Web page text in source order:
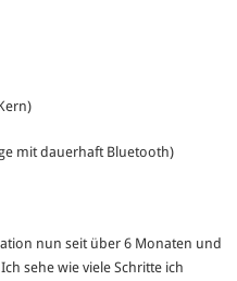
mit dauerhaft Bluetooth)
nun seit über 6 Monaten und
sehe wie viele Schritte ich